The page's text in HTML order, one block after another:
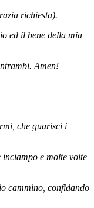
richiesta).
ed il bene della mia
Amen!
che guarisci i
inciampo e molte volte
cammino, confidando